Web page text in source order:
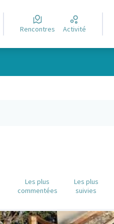
Rencontres Activité
Les plus
commentées
Les plus
suivies